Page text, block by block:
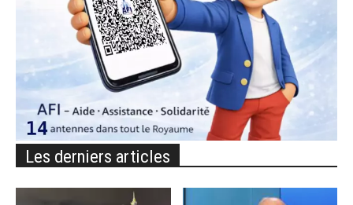
Les derniers articles